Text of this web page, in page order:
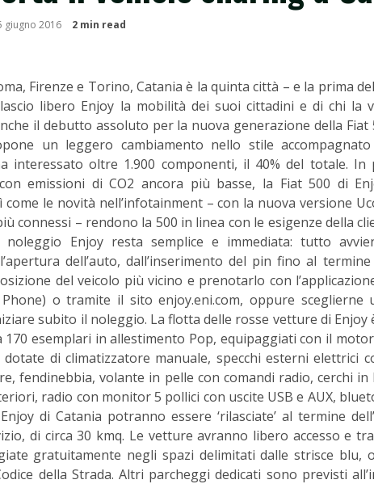
giugno 2016 2 min read
Firenze e Torino, Catania è la quinta città – e la prima
libero Enjoy la mobilità dei suoi cittadini e di chi la
il debutto assoluto per la nuova generazione della
un leggero cambiamento nello stile
interessato oltre 1.900 componenti, il 40% del totale. In
emissioni di CO2 ancora più basse, la Fiat 500 di
come le novità nell’infotainment – con la nuova versione
connessi – rendono la 500 in linea con le esigenze della
Enjoy resta semplice e immediata: tutto
dell’auto, dall’inserimento del pin fino al
del veicolo più vicino e prenotarlo con
Phone) o tramite il sito enjoy.eni.com, oppure
subito il noleggio. La flotta delle rosse vetture di Enjoy
170 esemplari in allestimento Pop, equipaggiati con il
di climatizzatore manuale, specchi esterni elettrici
fendinebbia, volante in pelle con comandi radio, cerchi in
radio con monitor 5 pollici con uscite USB e AUX,
di Catania potranno essere ‘rilasciate’ al termine
di circa 30 kmq. Le vetture avranno libero accesso e
gratuitamente negli spazi delimitati dalle strisce blu,
della Strada. Altri parcheggi dedicati sono previsti